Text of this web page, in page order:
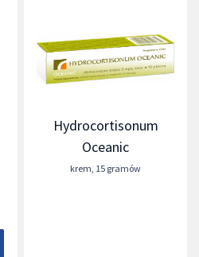
Hydrocortisonum
Oceanic
krem, 15 gramów